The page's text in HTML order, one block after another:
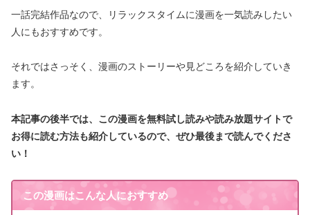
一話完結作品なので、リラックスタイムに漫画を一気読みしたい
人にもおすすめです。
それではさっそく、漫画のストーリーや見どころを紹介していき
ます。
本記事の後半では、この漫画を無料試し読みや読み放題サイトで
お得に読む方法も紹介しているので、ぜひ最後まで読んでくださ
い！
この漫画はこんな人におすすめ